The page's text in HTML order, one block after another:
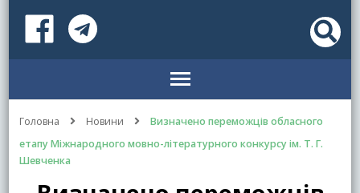
Головна Новини
Визначено переможців обласного
етапу Міжнародного мовно-літературного конкурсу ім. Т. Г.
Шевченка